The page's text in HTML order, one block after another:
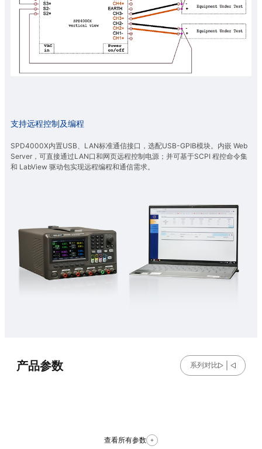
支持远程控制及编程
SPD4000X内置USB、LAN标准通信接口，选配USB-GPIB模块。内嵌 Web
Server，可直接通过LAN口和网页远程控制电源；并可基于SCPI 程控命令集
和 LabView 驱动包实现远程编程和通信需求。
产品参数 系列对比
查看所有参数